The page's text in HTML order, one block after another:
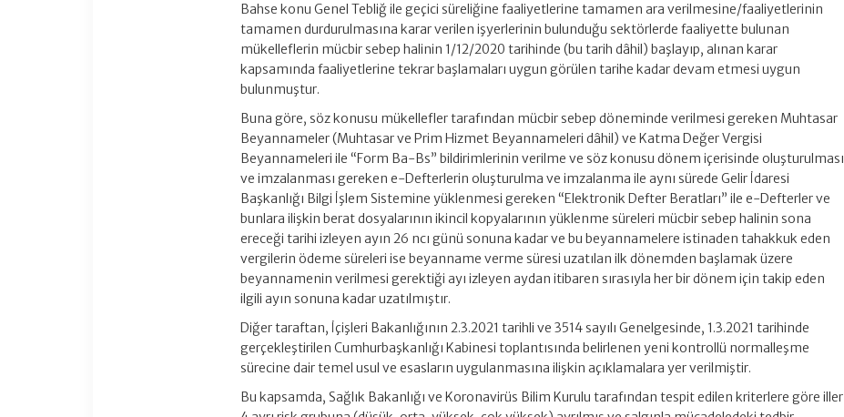
Bahse konu Genel Tebliğ ile geçici süreliğine faaliyetlerine tamamen ara verilmesine/faaliyetlerinin
tamamen durdurulmasına karar verilen işyerlerinin bulunduğu sektörlerde faaliyette bulunan
mükelleflerin mücbir sebep halinin 1/12/2020 tarihinde (bu tarih dâhil) başlayıp, alınan karar
kapsamında faaliyetlerine tekrar başlamaları uygun görülen tarihe kadar devam etmesi uygun
bulunmuştur.
Buna göre, söz konusu mükellefler tarafından mücbir sebep döneminde verilmesi gereken Muhtasar
Beyannameler (Muhtasar ve Prim Hizmet Beyannameleri dâhil) ve Katma Değer Vergisi
Beyannameleri ile “Form Ba-Bs” bildirimlerinin verilme ve söz konusu dönem içerisinde oluşturulması
ve imzalanması gereken e-Defterlerin oluşturulma ve imzalanma ile aynı sürede Gelir İdaresi
Başkanlığı Bilgi İşlem Sistemine yüklenmesi gereken “Elektronik Defter Beratları” ile e-Defterler ve
bunlara ilişkin berat dosyalarının ikincil kopyalarının yüklenme süreleri mücbir sebep halinin sona
ereceği tarihi izleyen ayın 26 ncı günü sonuna kadar ve bu beyannamelere istinaden tahakkuk eden
vergilerin ödeme süreleri ise beyanname verme süresi uzatılan ilk dönemden başlamak üzere
beyannamenin verilmesi gerektiği ayı izleyen aydan itibaren sırasıyla her bir dönem için takip eden
ilgili ayın sonuna kadar uzatılmıştır.
Diğer taraftan, İçişleri Bakanlığının 2.3.2021 tarihli ve 3514 sayılı Genelgesinde, 1.3.2021 tarihinde
gerçekleştirilen Cumhurbaşkanlığı Kabinesi toplantısında belirlenen yeni kontrollü normalleşme
sürecine dair temel usul ve esasların uygulanmasına ilişkin açıklamalara yer verilmiştir.
Bu kapsamda, Sağlık Bakanlığı ve Koronavirüs Bilim Kurulu tarafından tespit edilen kriterlere göre iller